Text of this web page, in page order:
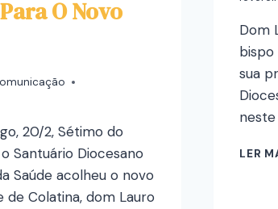
O Novo
20/2, Sétimo do
Santuário Diocesano
Saúde acolheu o novo
de Colatina, dom Lauro
Dom
bispo
sua
LER